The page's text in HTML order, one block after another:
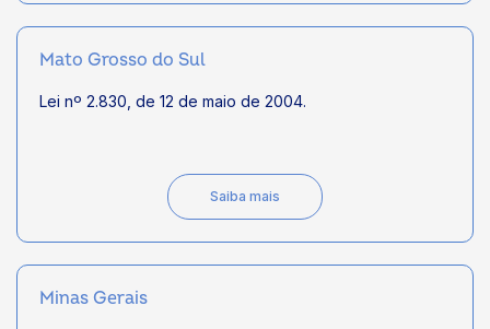
Mato Grosso do Sul
Lei nº 2.830, de 12 de maio de 2004.
Saiba mais
Minas Gerais